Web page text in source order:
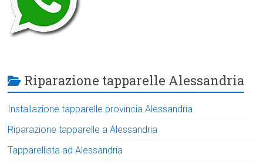
Riparazione tapparelle Alessandria
Installazione tapparelle provincia Alessandria
Riparazione tapparelle a Alessandria
Tapparellista ad Alessandria